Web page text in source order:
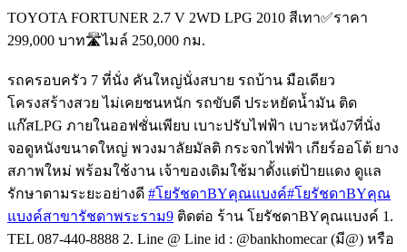
TOYOTA FORTUNER 2.7 V 2WD LPG 2010 สีเทา✅ราคา
299,000 บาท🛣️ไมล์ 250,000 กม.
รถครอบครัว 7 ที่นั่ง คันใหญ่นั่งสบาย รถบ้าน มือเดียว
โครงสร้างสวย ไม่เคยชนหนัก รถขับดี ประหยัดน้ำมัน ติด
แก๊สLPG ภายในออฟชั่นเพียบ เบาะปรับไฟฟ้า เบาะหนัง7ที่นั่ง
จอดูหนังขนาดใหญ่ พวงมาลัยมัลติ กระจกไฟฟ้า เกียร์ออโต้ ยาง
สภาพใหม่ พร้อมใช้งาน เจ้าของเดิมใช้มาตั้งแต่ป้ายแดง ดูแล
รักษาตามระยะอย่างดี #โยรัชดาBYคุณแบงค์#โยรัชดาBYคุณ
แบงค์สาขารัชดาพระราม9 ติดต่อ ร้าน โยรัชดาBYคุณแบงค์ 1.
TEL 087-440-8888 2. Line @ Line id : @bankhomecar (มี@) หรือ